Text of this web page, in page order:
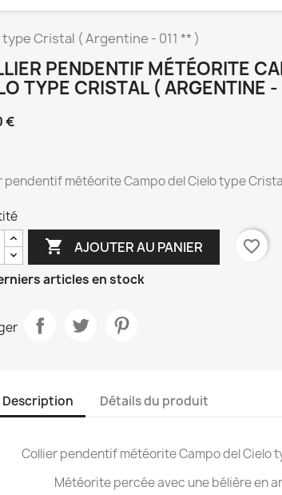
Cristal ( Argentine - 011 ** )
PENDENTIF MÉTÉORITE
TYPE CRISTAL ( ARGENTINE
€
pendentif météorite Campo del Cielo type
 AJOUTER AU PANIER
favorite_border
articles en stock
Description Détails du produit
Collier pendentif météorite Campo del Cielo
Météorite percée avec une bélière en